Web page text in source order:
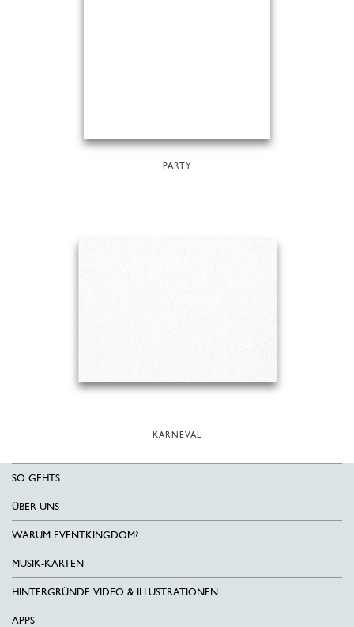
PARTY
KARNEVAL
SO GEHTS
ÜBER UNS
WARUM EVENTKINGDOM?
MUSIK-KARTEN
HINTERGRÜNDE VIDEO & ILLUSTRATIONEN
APPS